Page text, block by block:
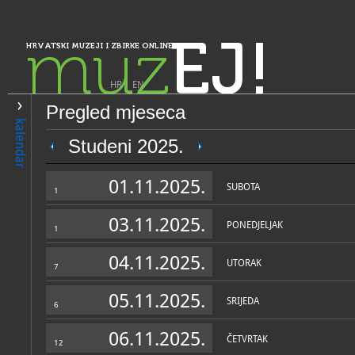
HRVATSKI MUZEJI I ZBIRKE ONLINE
muzEJ!
HR| EN
kalendar
Pregled mjeseca
Studeni 2025.
1 01.11.2025. SUBOTA
1 03.11.2025. PONEDJELJAK
7 04.11.2025. UTORAK
6 05.11.2025. SRIJEDA
12 06.11.2025. ČETVRTAK
PRETRAŽIVANJE
Istra, Kvarner, Gorski kotar i Lika
Gradski muzej Senj
OPĆI PODACI